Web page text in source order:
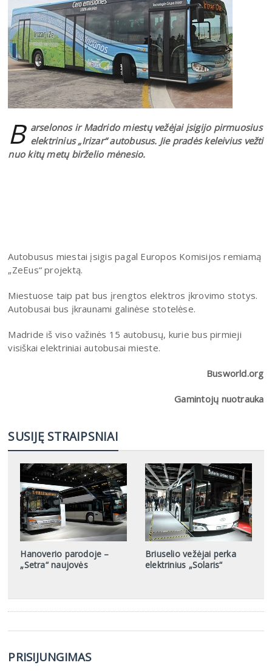
B arselonos ir Madrido miestų vežėjai įsigijo pirmuosius
elektrinius „Irizar“ autobusus. Jie pradės keleivius vežti
nuo kitų metų birželio mėnesio.
Autobusus miestai įsigis pagal Europos Komisijos remiamą
„ZeEus“ projektą.
Miestuose taip pat bus įrengtos elektros įkrovimo stotys.
Autobusai bus įkraunami galinėse stotelėse.
Madride iš viso važinės 15 autobusų, kurie bus pirmieji
visiškai elektriniai autobusai mieste.
Busworld.org
Gamintojų nuotrauka
SUSIJĘ STRAIPSNIAI
Hanoverio parodoje –
„Setra“ naujovės
Briuselio vežėjai perka
elektrinius „Solaris“
PRISIJUNGIMAS